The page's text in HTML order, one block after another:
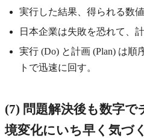
実行した結果、得られる数
日本企業は失敗を恐れて、
実行 (Do) と計画 (Plan) は順
トで迅速に回す。
(7) 問題解決後も数字
境変化にいち早く気づく